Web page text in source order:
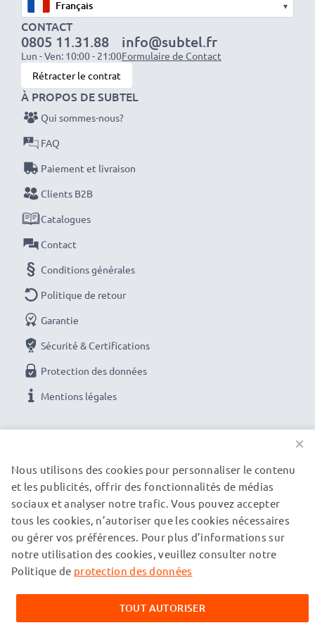
compatible avec votre chargeur d’origine
REMARQUE :Pour des performances optimales et
une plus longue durée de vie, chargez complètement
les batteries avant leur première utilisation.
Chaque batterie CELLONIC est soumise à des tests
stricts pour garantir des performances élevées et
une alimentation durable. Commandez maintenant
pour une livraison rapide et une garantie de 3 ans !
▾
CONTACT
0805 11.31.88
Lun - Ven: 10:00 - 21:00
info@subtel.fr
Formulaire de Contact
Rétracter le contrat
À PROPOS DE SUBTEL
Qui sommes-nous?
FAQ
Paiement et livraison
Clients B2B
Catalogues
Contact
Conditions générales
Politique de retour
Garantie
Sécurité & Certifications
Protection des données
Mentions légales
NOS PARTENAIRES DE LIVRAISON
© subtel.fr 2026
Tous les prix incluent la TVA et excluent les frais de port.
Veuillez noter que toutes les marques citées sont des
mentionnées sur nos pages web uniquement pour fournir des
informations sur nos produits.
×
Nous utilisons des cookies pour personnaliser le contenu
et les publicités, offrir des fonctionnalités de médias
sociaux et analyser notre trafic. Vous pouvez accepter
tous les cookies, n’autoriser que les cookies nécessaires
ou gérer vos préférences. Pour plus d’informations sur
notre utilisation des cookies, veuillez consulter notre
Politique de protection des données
TOUT AUTORISER